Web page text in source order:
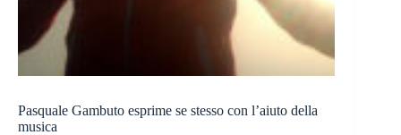
Pasquale Gambuto esprime se stesso con l’aiuto della
musica